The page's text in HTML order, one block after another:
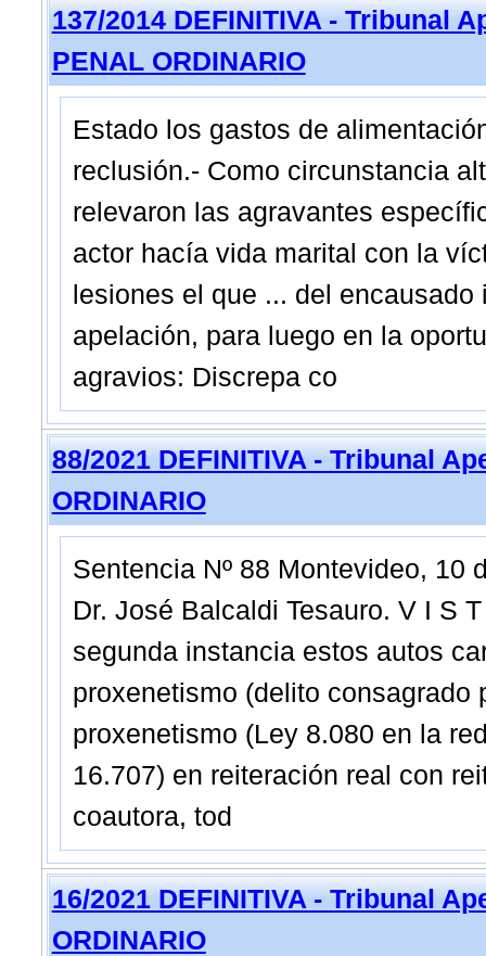
137/2014 DEFINITIVA - Tribunal
PENAL ORDINARIO
Estado los gastos de
reclusión.- Como circunstancia
relevaron las agravantes
actor hacía vida marital con la
lesiones el que ... del
apelación, para luego en la
agravios: Discrepa co
88/2021 DEFINITIVA - Tribunal
ORDINARIO
Sentencia Nº 88 Montevideo, 10
Dr. José Balcaldi Tesauro. V I S
segunda instancia estos autos
proxenetismo (delito consagrado
proxenetismo (Ley 8.080 en la
16.707) en reiteración real con
coautora, tod
16/2021 DEFINITIVA - Tribunal
ORDINARIO